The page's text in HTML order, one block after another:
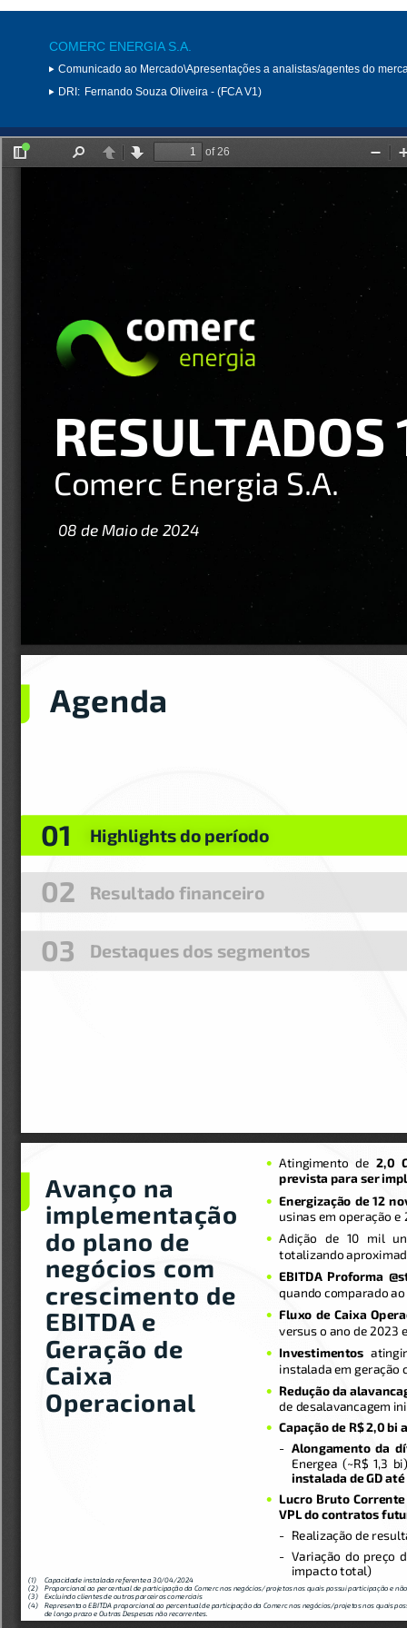
COMERC ENERGIA S.A.
Comunicado ao Mercado\Apresentações a analistas/agentes do
DRI: Fernando Souza Oliveira - (FCA V1)